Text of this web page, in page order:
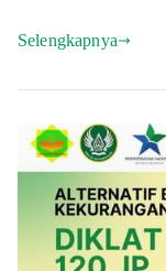
Selengkapnya